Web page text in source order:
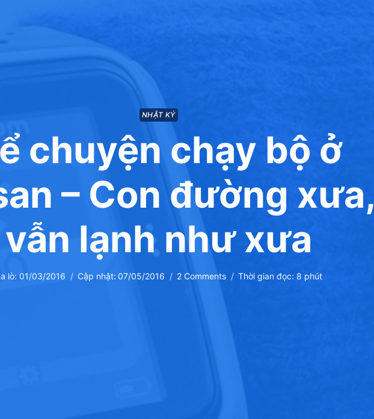
NHẬT KÝ
chuyện chạy bộ ở
– Con đường xưa,
vẫn lạnh như xưa
lò: 01/03/2016 Cập nhật: 07/05/2016 2 Comments Thời gian đọc: 8 phút